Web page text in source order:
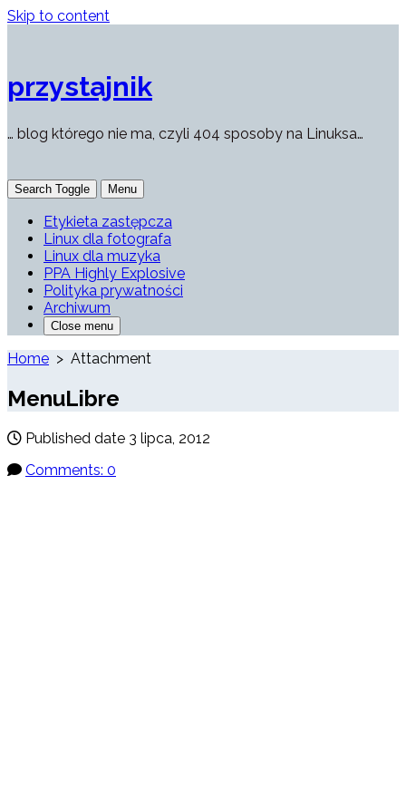
Skip to content
przystajnik
… blog którego nie ma, czyli 404 sposoby na Linuksa…
Search Toggle Menu
Etykieta zastępcza
Linux dla fotografa
Linux dla muzyka
PPA Highly Explosive
Polityka prywatności
Archiwum
Close menu
Home > Attachment
MenuLibre
Published date 3 lipca, 2012
Comments: 0